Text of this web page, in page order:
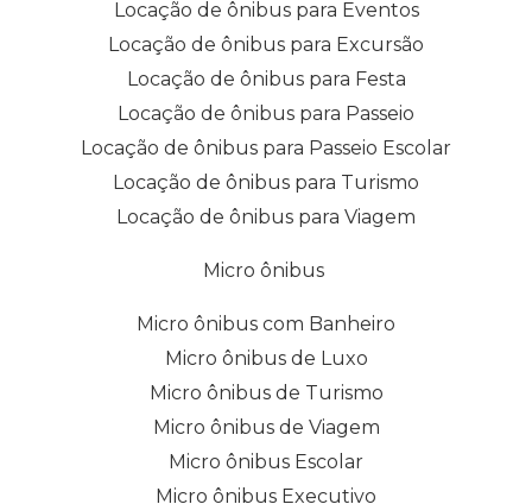
Locação de ônibus para Eventos
Locação de ônibus para Excursão
Locação de ônibus para Festa
Locação de ônibus para Passeio
Locação de ônibus para Passeio Escolar
Locação de ônibus para Turismo
Locação de ônibus para Viagem
Micro ônibus
Micro ônibus com Banheiro
Micro ônibus de Luxo
Micro ônibus de Turismo
Micro ônibus de Viagem
Micro ônibus Escolar
Micro ônibus Executivo